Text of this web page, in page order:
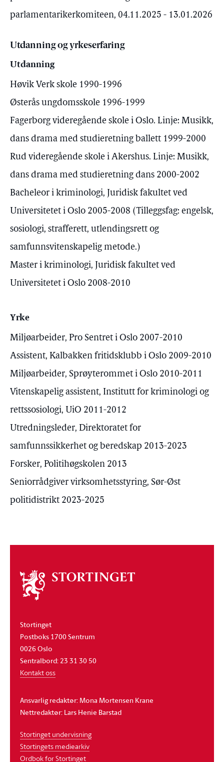
parlamentarikerkomiteen, 04.11.2025 - 13.01.2026
Utdanning og yrkeserfaring
Utdanning
Høvik Verk skole 1990-1996
Østerås ungdomsskole 1996-1999
Fagerborg videregående skole i Oslo. Linje: Musikk,
dans drama med studieretning ballett 1999-2000
Rud videregående skole i Akershus. Linje: Musikk,
dans drama med studieretning dans 2000-2002
Bacheleor i kriminologi, Juridisk fakultet ved
Universitetet i Oslo 2005-2008 (Tilleggsfag: engelsk,
sosiologi, strafferett, utlendingsrett og
samfunnsvitenskapelig metode.)
Master i kriminologi, Juridisk fakultet ved
Universitetet i Oslo 2008-2010
Yrke
Miljøarbeider, Pro Sentret i Oslo 2007-2010
Assistent, Kalbakken fritidsklubb i Oslo 2009-2010
Miljøarbeider, Sprøyterommet i Oslo 2010-2011
Vitenskapelig assistent, Institutt for kriminologi og
rettssosiologi, UiO 2011-2012
Utredningsleder, Direktoratet for
samfunnssikkerhet og beredskap 2013-2023
Forsker, Politihøgskolen 2013
Seniorrådgiver virksomhetsstyring, Sør-Øst
politidistrikt 2023-2025
Om
stortinget
Stortinget
Postboks 1700 Sentrum
0026 Oslo
Sentralbord: 23 31 30 50
Kontakt oss
Ansvarlig redaktør: Mona Mortensen Krane
Nettredaktør: Lars Henie Barstad
Stortinget undervisning
Stortingets mediearkiv
Ordbok for Stortinget